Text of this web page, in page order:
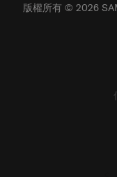
版權所有 © 2026